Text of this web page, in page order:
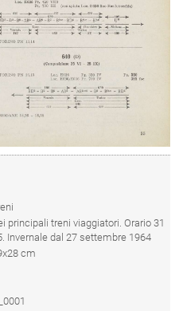
principali treni viaggiatori. Orario 31
Invernale dal 27 settembre 1964
cm